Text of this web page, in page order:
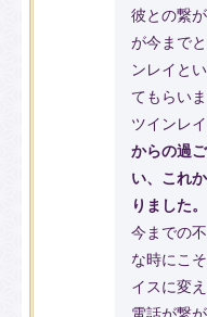
彼との繋
が今まで
ンレイと
てもらいま
ツインレ
からの過
い、これ
りました。
今までの
な時にこ
イスに変
電話が繋